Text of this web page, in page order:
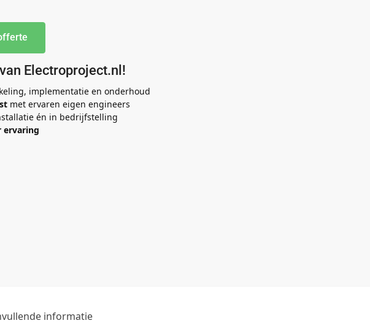
Electroproject.nl!
implementatie en onderhoud
met ervaren eigen engineers
én in bedrijfstelling
ervaring
informatie